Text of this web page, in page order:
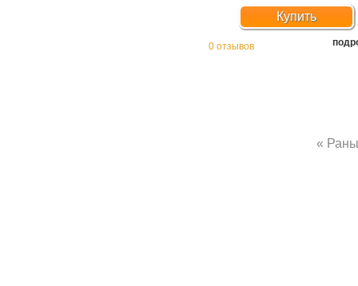
Купить
0 отзывов
«